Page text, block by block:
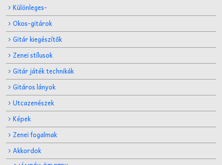
Különleges-
Okos-gitárok
Gitár kiegészítők
Zenei stílusok
Gitár játék technikák
Gitáros lányok
Utcazenészek
Képek
Zenei fogalmak
Akkordok